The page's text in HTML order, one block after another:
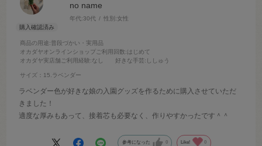
no name
年代:30代 性別:女性
商品の用途:普段づかい・実用品
オカダヤオンラインショップご利用回数:はじめて
オカダヤ実店舗ご利用経験:なし 好きな手芸:ししゅう
サイズ：15.ラベンダー
ラベンダー色が好きな娘の入園グッズを作るために購入させていただ
きました！
適度な厚みもあって、接着芯も必要なく、作りやすかったです＾＾
参考になった 0 Like! 0